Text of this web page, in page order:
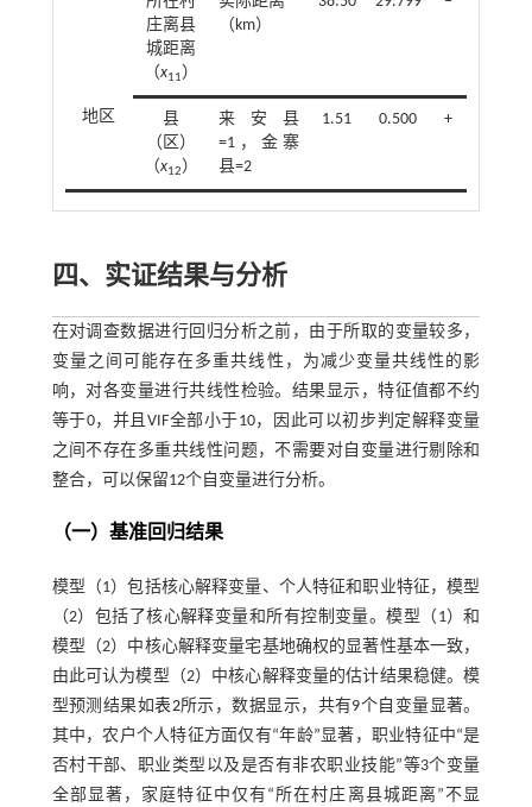
庄离县
城距离
（x11）
（km）
地区
县
（区）
（x12）
来安县
=1，金寨
县=2
1.51 0.500 +
四、实证结果与分析
在对调查数据进行回归分析之前，由于所取的变量较多，
变量之间可能存在多重共线性，为减少变量共线性的影
响，对各变量进行共线性检验。结果显示，特征值都不约
等于0，并且VIF全部小于10，因此可以初步判定解释变量
之间不存在多重共线性问题，不需要对自变量进行剔除和
整合，可以保留12个自变量进行分析。
（一）基准回归结果
模型（1）包括核心解释变量、个人特征和职业特征，模型
（2）包括了核心解释变量和所有控制变量。模型（1）和
模型（2）中核心解释变量宅基地确权的显著性基本一致，
由此可认为模型（2）中核心解释变量的估计结果稳健。模
型预测结果如表2所示，数据显示，共有9个自变量显著。
其中，农户个人特征方面仅有“年龄”显著，职业特征中“是
否村干部、职业类型以及是否有非农职业技能”等3个变量
全部显著，家庭特征中仅有“所在村庄离县城距离”不显